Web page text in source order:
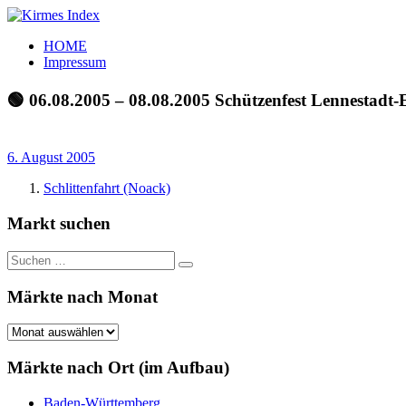
Zum
springen
Kirmes
Index
Tourpläne
der
letzten
HOME
Impressum
🟢 06.08.2005 – 08.08.2005 Schützenfest Lennestadt-
6. August 2005
Schlittenfahrt (Noack)
Markt suchen
Suchen
nach:
Suchen
Märkte nach Monat
Märkte
Monat
Märkte nach Ort (im Aufbau)
Baden-Württemberg